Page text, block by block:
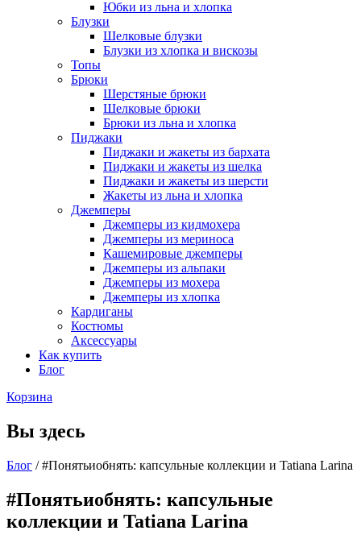
Юбки из льна и хлопка
Блузки
Шелковые блузки
Блузки из хлопка и вискозы
Топы
Брюки
Шерстяные брюки
Шелковые брюки
Брюки из льна и хлопка
Пиджаки
Пиджаки и жакеты из бархата
Пиджаки и жакеты из шелка
Пиджаки и жакеты из шерсти
Жакеты из льна и хлопка
Джемперы
Джемперы из кидмохера
Джемперы из мериноса
Кашемировые джемперы
Джемперы из альпаки
Джемперы из мохера
Джемперы из хлопка
Кардиганы
Костюмы
Аксессуары
Как купить
Блог
Корзина
Вы здесь
Блог / #Понятьиобнять: капсульные коллекции и Tatiana Larina
#Понятьиобнять: капсульные
коллекции и Tatiana Larina